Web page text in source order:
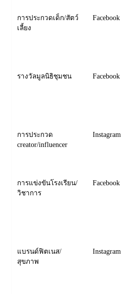
การประกวดเด็ก/สัตว์
เลี้ยง
Facebook
รางวัลมูลนิธิชุมชน Facebook
การประกวด
creator/influencer
Instagram
การแข่งขันโรงเรียน/
วิชาการ
Facebook
แบรนด์ฟิตเนส/
สุขภาพ
Instagram